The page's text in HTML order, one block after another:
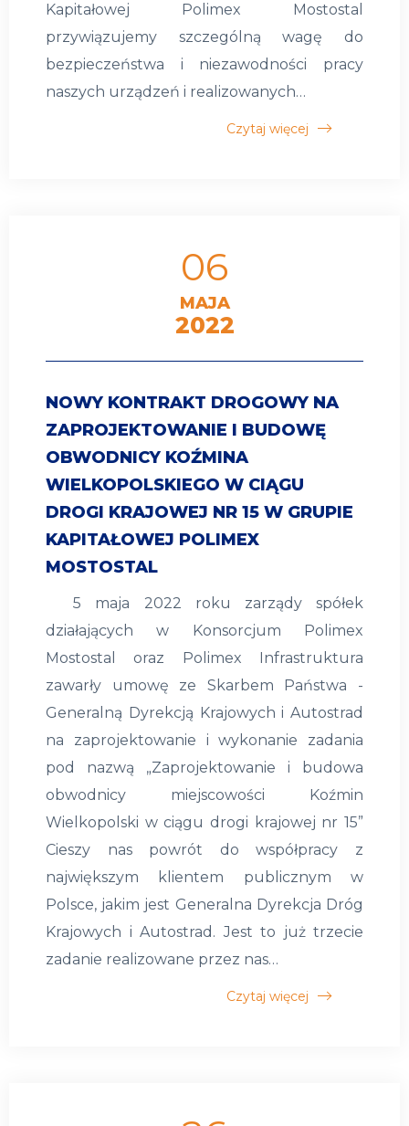
Kapitałowej Polimex Mostostal
przywiązujemy szczególną wagę do
bezpieczeństwa i niezawodności pracy
naszych urządzeń i realizowanych…
Czytaj więcej
06
MAJA
2022
NOWY KONTRAKT DROGOWY NA
ZAPROJEKTOWANIE I BUDOWĘ
OBWODNICY KOŹMINA
WIELKOPOLSKIEGO W CIĄGU
DROGI KRAJOWEJ NR 15 W GRUPIE
KAPITAŁOWEJ POLIMEX
MOSTOSTAL
5 maja 2022 roku zarządy spółek
działających w Konsorcjum Polimex
Mostostal oraz Polimex Infrastruktura
zawarły umowę ze Skarbem Państwa -
Generalną Dyrekcją Krajowych i Autostrad
na zaprojektowanie i wykonanie zadania
pod nazwą „Zaprojektowanie i budowa
obwodnicy miejscowości Koźmin
Wielkopolski w ciągu drogi krajowej nr 15”
Cieszy nas powrót do współpracy z
największym klientem publicznym w
Polsce, jakim jest Generalna Dyrekcja Dróg
Krajowych i Autostrad. Jest to już trzecie
zadanie realizowane przez nas…
Czytaj więcej